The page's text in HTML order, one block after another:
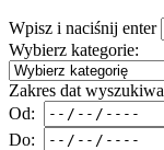
Wpisz i naciśnij enter
Wybierz kategorie:
Zakres dat
Od:
Do: